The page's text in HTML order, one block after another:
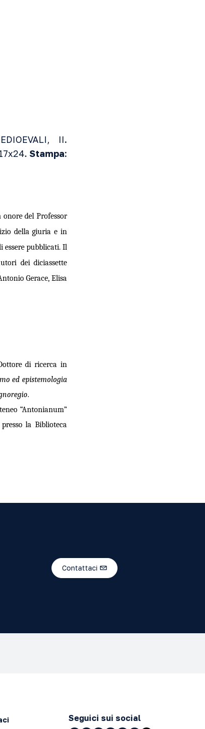
II.
Stampa:
del Professor
della giuria e in
essere pubblicati. Il
dei diciassette
Gerace, Elisa
di ricerca in
ed epistemologia
.
“Antonianum”
pressola Biblioteca
Contattaci
Seguici sui social